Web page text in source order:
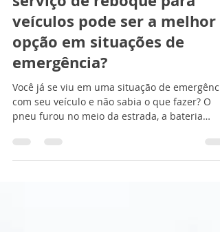
leonardo fagundes
26 de mar. de 2024
3 min de leitura
Por que contratar um
serviço de reboque para
veículos pode ser a melhor
opção em situações de
emergência?
Você já se viu em uma situação de